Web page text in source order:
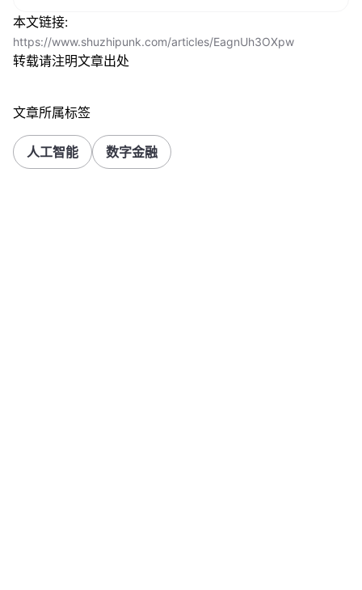
本文链接:
https://www.shuzhipunk.com/articles/EagnUh3OXpw
转载请注明文章出处
文章所属标签
人工智能 数字金融